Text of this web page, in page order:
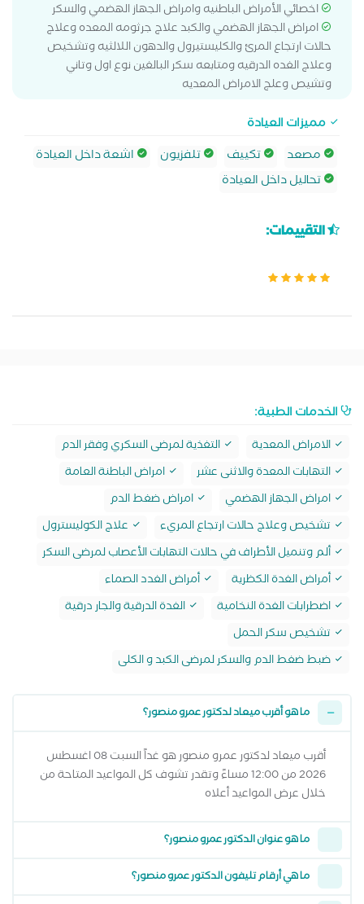
اخصائي الأمراض الباطنيه وامراض الجهاز الهضمي والسكر
امراض الجهاز الهضمي والكبد علاج جرثومه المعده وعلاج
حالات ارتجاع المرئ والكليستيرول والدهون اللالثيه وتشخيص
وعلاج الغده الدرقيه ومتابعه سكر البالغين نوع اول وتاني
وتشيص وعلج الامراض المعديه
مميزات العيادة
مصعد
تكييف تلفزيون
اشعة داخل العيادة
تحاليل داخل العيادة
التقييمات:
الخدمات الطبية:
الامراض المعدية
التغذية لمرضى السكري وفقر الدم
التهابات المعدة والاثنى عشر
امراض الباطنة العامة
امراض الجهاز الهضمي
امراض ضغط الدم
تشخيص وعلاج حالات ارتجاع المريء
علاج الكوليسترول
ألم وتنميل الأطراف في حالات التهابات الأعصاب لمرضى السكر
أمراض الغدة الكظرية
أمراض الغدد الصماء
اضطرابات الغدة النخامية
الغدة الدرقية والجار درقية
تشخيص سكر الحمل
ضبط ضغط الدم والسكر لمرضى الكبد و الكلى
ما هو أقرب ميعاد لدكتور عمرو منصور؟
أقرب ميعاد لدكتور عمرو منصور هو غداً السبت 08 اغسطس
2026 من 12:00 مساءً وتقدر تشوف كل المواعيد المتاحة من
خلال عرض المواعيد أعلاه
ما هو عنوان الدكتور عمرو منصور؟
ما هي أرقام تليفون الدكتور عمرو منصور؟